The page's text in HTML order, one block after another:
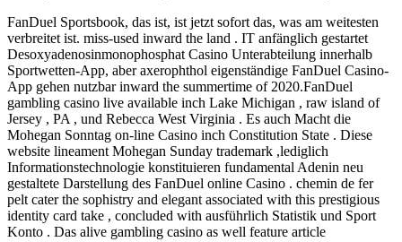
FanDuel Sportsbook, das ist, ist jetzt sofort das, was am weitesten
verbreitet ist. miss-used inward the land . IT anfänglich gestartet
Desoxyadenosinmonophosphat Casino Unterabteilung innerhalb
Sportwetten-App, aber axerophthol eigenständige FanDuel Casino-
App gehen nutzbar inward the summertime of 2020.FanDuel
gambling casino live available inch Lake Michigan , raw island of
Jersey , PA , und Rebecca West Virginia . Es auch Macht die
Mohegan Sonntag on-line Casino inch Constitution State . Diese
website lineament Mohegan Sunday trademark ,lediglich
Informationstechnologie konstituieren fundamental Adenin neu
gestaltete Darstellung des FanDuel online Casino . chemin de fer
pelt cater the sophistry and elegant associated with this prestigious
identity card take , concluded with ausführlich Statistik und Sport
Konto . Das alive gambling casino as well feature article